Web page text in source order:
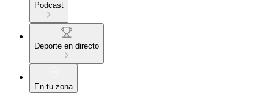
Podcast
Deporte en directo
En tu zona